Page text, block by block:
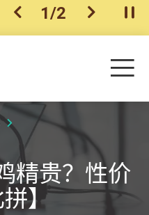
上一个
1/2 下一个开
目
精贵？性价
】